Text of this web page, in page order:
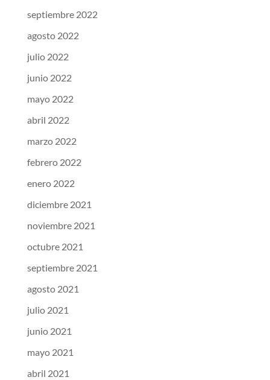
septiembre 2022
agosto 2022
julio 2022
junio 2022
mayo 2022
abril 2022
marzo 2022
febrero 2022
enero 2022
diciembre 2021
noviembre 2021
octubre 2021
septiembre 2021
agosto 2021
julio 2021
junio 2021
mayo 2021
abril 2021